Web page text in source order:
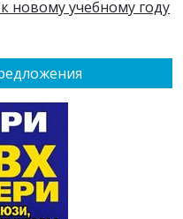
новому учебному году